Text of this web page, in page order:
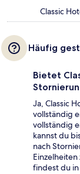
Classic
Häufig
Bietet
Ja, Classic
vollständig
vollständig
kannst du
nach
findest du